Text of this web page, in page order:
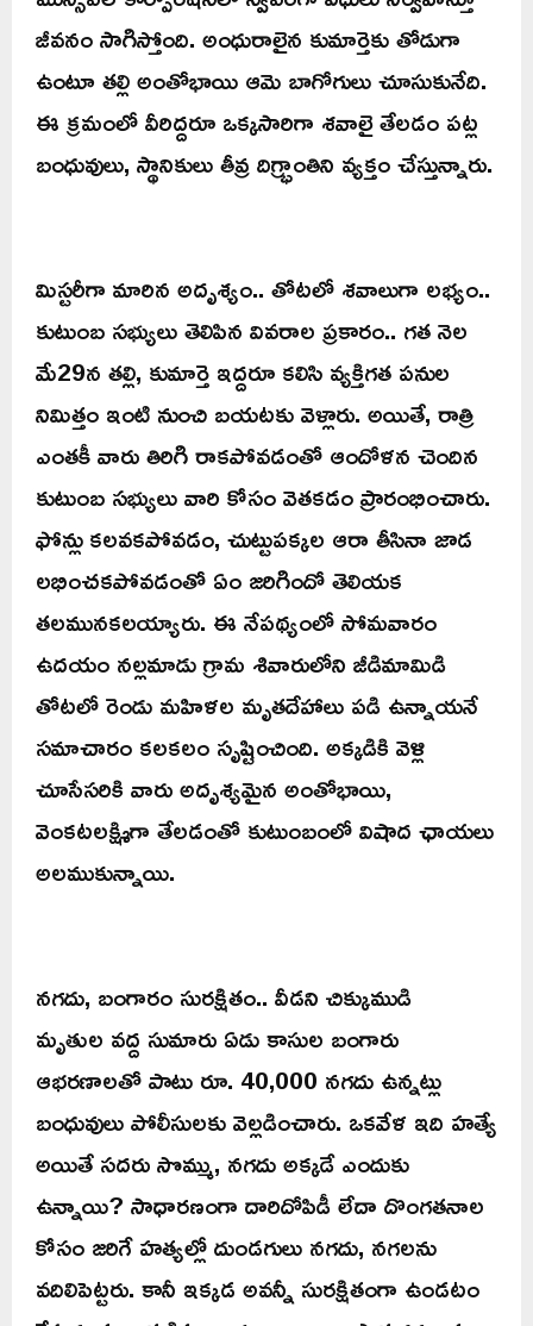
జీవనం సాగిస్తోంది. అంధురాలైన కుమార్తెకు తోడుగా
ఉంటూ తల్లి అంతోభాయి ఆమె బాగోగులు చూసుకునేది.
ఈ క్రమంలో వీరిద్దరూ ఒక్కసారిగా శవాలై తేలడం పట్ల
బంధువులు, స్థానికులు తీవ్ర దిగ్భ్రాంతిని వ్యక్తం చేస్తున్నారు.
మిస్టరీగా మారిన అదృశ్యం.. తోటలో శవాలుగా లభ్యం..
కుటుంబ సభ్యులు తెలిపిన వివరాల ప్రకారం.. గత నెల
మే29న తల్లి, కుమార్తె ఇద్దరూ కలిసి వ్యక్తిగత పనుల
నిమిత్తం ఇంటి నుంచి బయటకు వెళ్లారు. అయితే, రాత్రి
ఎంతకీ వారు తిరిగి రాకపోవడంతో ఆందోళన చెందిన
కుటుంబ సభ్యులు వారి కోసం వెతకడం ప్రారంభించారు.
ఫోన్లు కలవకపోవడం, చుట్టుపక్కల ఆరా తీసినా జాడ
లభించకపోవడంతో ఏం జరిగిందో తెలియక
తలమునకలయ్యారు. ఈ నేపథ్యంలో సోమవారం
ఉదయం నల్లమాడు గ్రామ శివారులోని జీడిమామిడి
తోటలో రెండు మహిళల మృతదేహాలు పడి ఉన్నాయనే
సమాచారం కలకలం సృష్టించింది. అక్కడికి వెళ్లి
చూసేసరికి వారు అదృశ్యమైన అంతోభాయి,
వెంకటలక్ష్మిగా తేలడంతో కుటుంబంలో విషాద ఛాయలు
అలముకున్నాయి.
నగదు, బంగారం సురక్షితం.. వీడని చిక్కుముడి
మృతుల వద్ద సుమారు ఏడు కాసుల బంగారు
ఆభరణాలతో పాటు రూ. 40,000 నగదు ఉన్నట్లు
బంధువులు పోలీసులకు వెల్లడించారు. ఒకవేళ ఇది హత్యే
అయితే సదరు సొమ్ము, నగదు అక్కడే ఎందుకు
ఉన్నాయి? సాధారణంగా దారిదోపిడీ లేదా దొంగతనాల
కోసం జరిగే హత్యల్లో దుండగులు నగదు, నగలను
వదిలిపెట్టరు. కానీ ఇక్కడ అవన్నీ సురక్షితంగా ఉండటం